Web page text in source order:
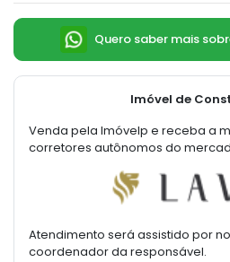
Quero saber mais
Imóvel de
Venda pela Imóvelp e receba a
corretores autônomos do
Atendimento será assistido por
coordenador da responsável.